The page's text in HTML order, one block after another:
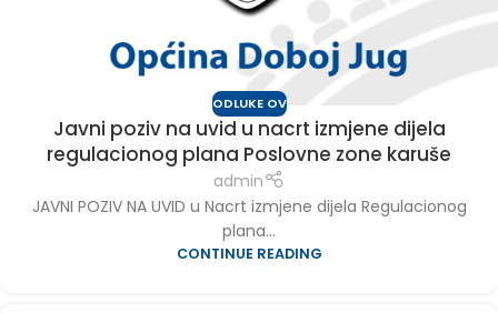
ODLUKE OV
Javni poziv na uvid u nacrt izmjene dijela
regulacionog plana Poslovne zone karuše
admin
JAVNI POZIV NA UVID u Nacrt izmjene dijela Regulacionog
plana...
CONTINUE READING